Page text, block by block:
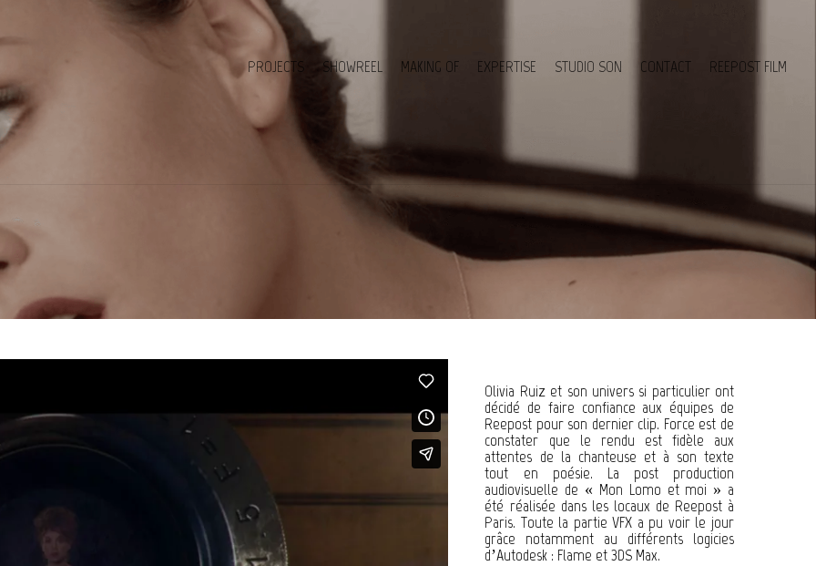
PROJECTS SHOWREEL MAKING OF EXPERTISE STUDIO SON CONTACT REEPOST FILM
Olivia Ruiz et son univers si particulier ont
décidé de faire confiance aux équipes de
Reepost pour son dernier clip. Force est de
constater que le rendu est fidèle aux
attentes de la chanteuse et à son texte
tout en poésie. La post production
audiovisuelle de « Mon Lomo et moi » a
été réalisée dans les locaux de Reepost à
Paris. Toute la partie VFX a pu voir le jour
grâce notamment au différents logicies
d’Autodesk : Flame et 3DS Max.